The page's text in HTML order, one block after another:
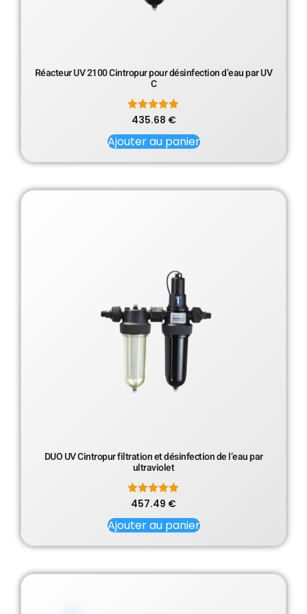
Réacteur UV 2100 Cintropur pour désinfection d’eau par UV
C
Note
sur 5
435.68 €
Ajouter au panier
DUO UV Cintropur filtration et désinfection de l’eau par
ultraviolet
Note
sur 5
457.49 €
Ajouter au panier